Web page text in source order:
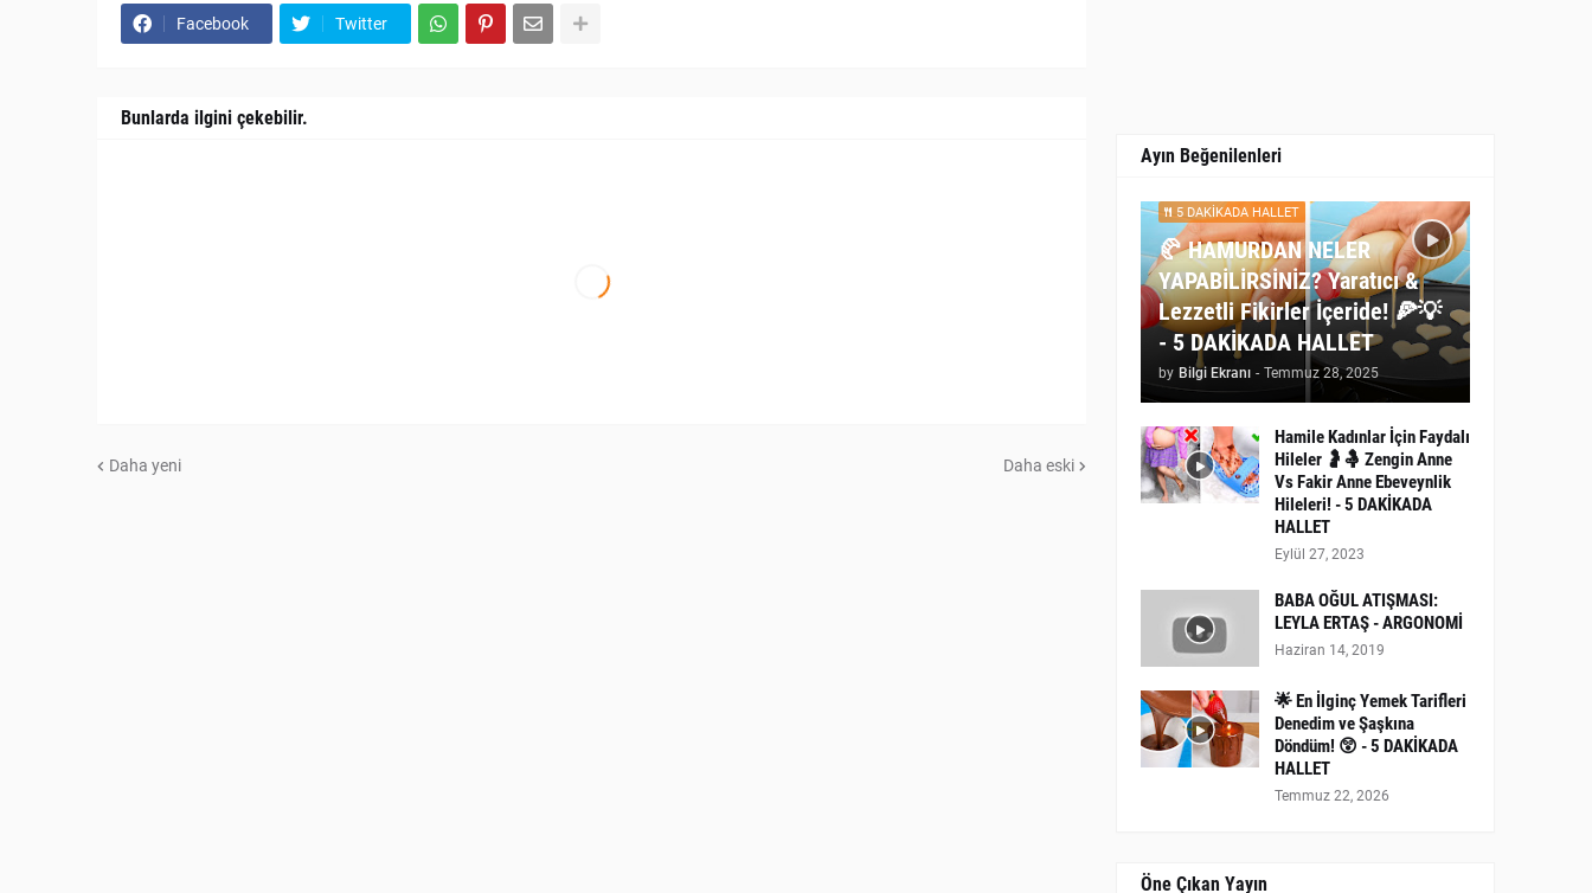
Facebook Twitter
Bunlarda ilgini çekebilir.
Daha yeni Daha eski
Ayın Beğenilenleri
5 DAKİKADA HALLET
🥐 HAMURDAN NELER
YAPABİLİRSİNİZ? Yaratıcı &
Lezzetli Fikirler İçeride! 🍕💡
- 5 DAKİKADA HALLET
by Bilgi Ekranı - Temmuz 28, 2025
Hamile Kadınlar İçin Faydalı
Hileler 🤰🤱 Zengin Anne
Vs Fakir Anne Ebeveynlik
Hileleri! - 5 DAKİKADA
HALLET
Eylül 27, 2023
BABA OĞUL ATIŞMASI:
LEYLA ERTAŞ - ARGONOMİ
Haziran 14, 2019
🌟 En İlginç Yemek Tarifleri
Denedim ve Şaşkına
Döndüm! 😲 - 5 DAKİKADA
HALLET
Temmuz 22, 2026
Öne Çıkan Yayın